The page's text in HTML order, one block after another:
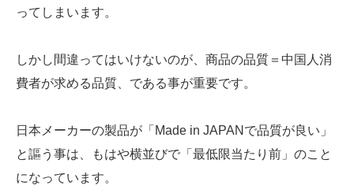
ってしまいます。
しかし間違ってはいけないのが、商品の品質＝中国人消
費者が求める品質、である事が重要です。
日本メーカーの製品が「Made in JAPANで品質が良い」
と謳う事は、もはや横並びで「最低限当たり前」のこと
になっています。